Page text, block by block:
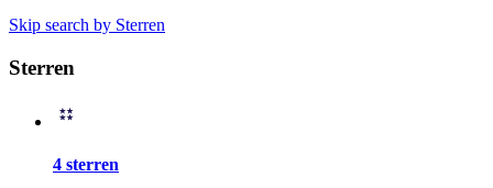
Skip search by Sterren
Sterren
4 sterren